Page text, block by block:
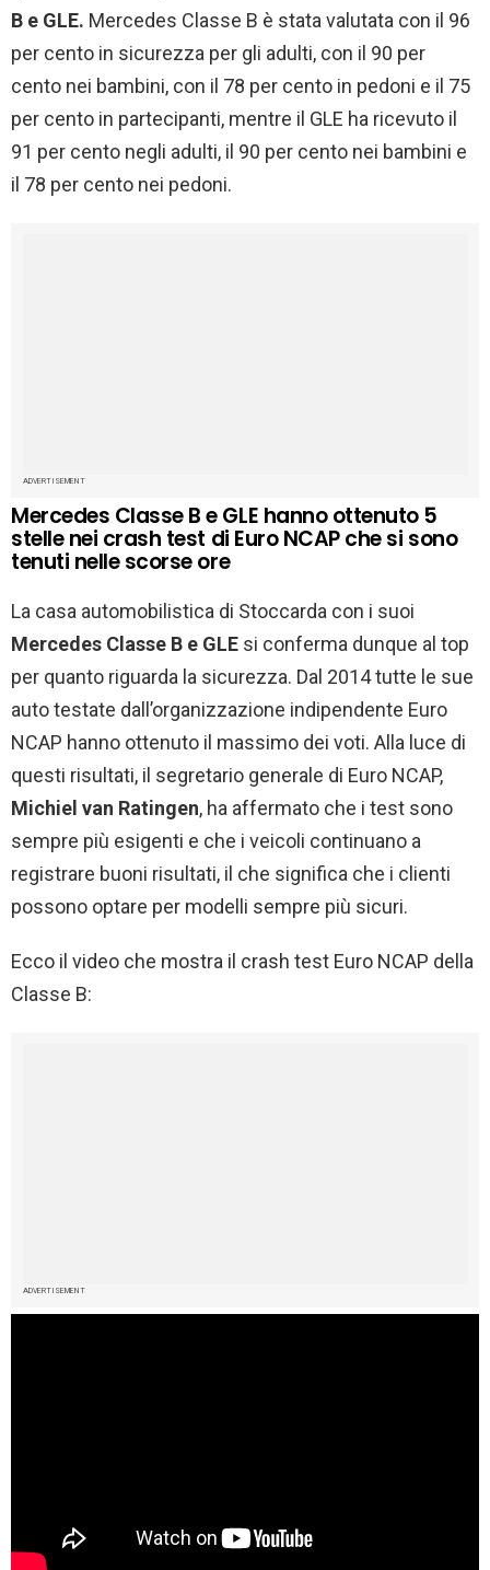
B e GLE. Mercedes Classe B è stata valutata con il 96
per cento in sicurezza per gli adulti, con il 90 per
cento nei bambini, con il 78 per cento in pedoni e il 75
per cento in partecipanti, mentre il GLE ha ricevuto il
91 per cento negli adulti, il 90 per cento nei bambini e
il 78 per cento nei pedoni.
ADVERTISEMENT
Mercedes Classe B e GLE hanno ottenuto 5
stelle nei crash test di Euro NCAP che si sono
tenuti nelle scorse ore
La casa automobilistica di Stoccarda con i suoi
Mercedes Classe B e GLE si conferma dunque al top
per quanto riguarda la sicurezza. Dal 2014 tutte le sue
auto testate dall’organizzazione indipendente Euro
NCAP hanno ottenuto il massimo dei voti. Alla luce di
questi risultati, il segretario generale di Euro NCAP,
Michiel van Ratingen, ha affermato che i test sono
sempre più esigenti e che i veicoli continuano a
registrare buoni risultati, il che significa che i clienti
possono optare per modelli sempre più sicuri.
Ecco il video che mostra il crash test Euro NCAP della
Classe B:
ADVERTISEMENT